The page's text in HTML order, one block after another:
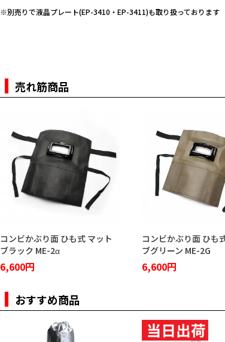
※別売りで液晶プレート(EP-3410・EP-3411)も取り扱っております
売れ筋商品
コンビかぶり面 ひも式 マット
ブラック ME-2α
6,600円
コンビかぶり面 ひも
ブグリーン ME-2G
6,600円
おすすめ商品